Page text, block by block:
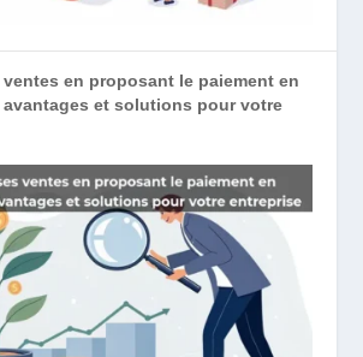
en proposant le paiement en
et solutions pour votre